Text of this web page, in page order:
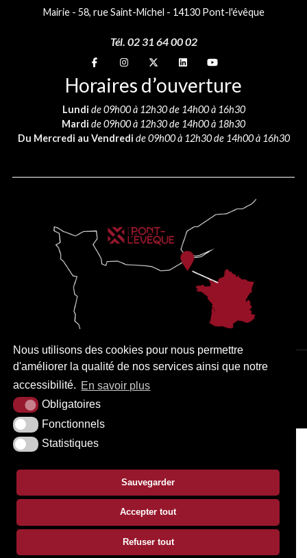
Nous utilisons des cookies pour nous permettre
d'améliorer la qualité de nos services ainsi que notre
accessibilité. En savoir plus
Obligatoires
Fonctionnels
Statistiques
Sauvegarder
Accepter tout
Refuser tout
Mairie - 58, rue Saint-Michel - 14130 Pont-l'évêque
Tél. 02 31 64 00 02
Suivez-nous sur
Suivez-nous sur
Suivez-nous sur
Suivez-nous sur
Suivez-nous sur
Horaires d’ouverture
Lundi de 09h00 à 12h30 de 14h00 à 16h30
Mardi de 09h00 à 12h30 de 14h00 à 18h30
Du Mercredi au Vendredi de 09h00 à 12h30 de 14h00 à 16h30
PLAN DU SITE MENTIONS LÉGALES ACCESSIBILITÉ